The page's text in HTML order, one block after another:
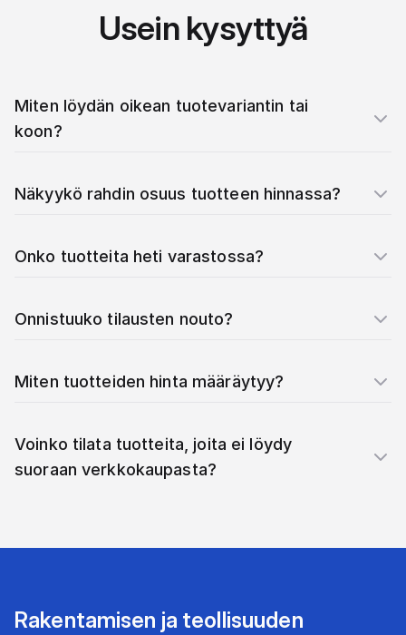
Usein kysyttyä
Miten löydän oikean tuotevariantin tai
koon?
Näkyykö rahdin osuus tuotteen hinnassa?
Onko tuotteita heti varastossa?
Onnistuuko tilausten nouto?
Miten tuotteiden hinta määräytyy?
Voinko tilata tuotteita, joita ei löydy
suoraan verkkokaupasta?
Rakentamisen ja teollisuuden